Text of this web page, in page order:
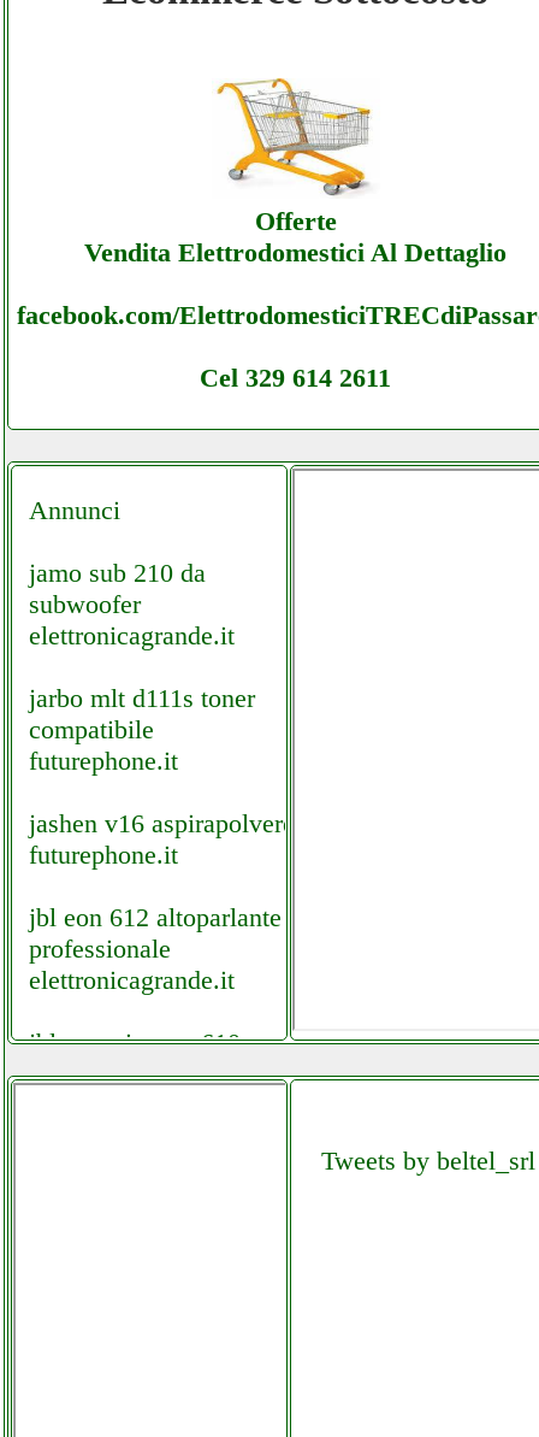
Fogeneldue - Ecommerce Ecommerce
Fogeneldue - Offerte
Fogeneldue - Ecommerce Ecommerce
Fogeneldue - Assistenza
Offerte
Vendita Elettrodomestici Al Dettaglio
facebook.com/
Cel 329 614 2611
Annunci
jamo sub 210 da
subwoofer
elettronicagrande.it
jarbo mlt d111s toner
compatibile
futurephone.it
jashen v16 aspirapolvere
futurephone.it
jbl eon 612 altoparlante
professionale
elettronicagrande.it
jbl es series eon610
altoparlante attivo
Tweets by beltel_srl